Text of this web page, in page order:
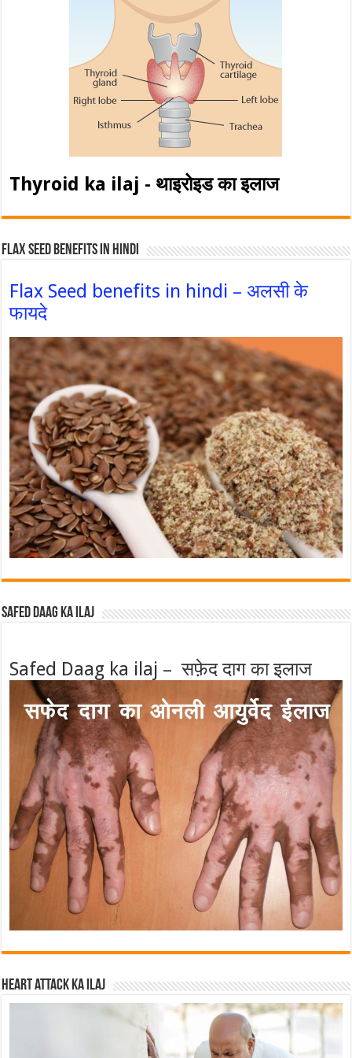
Thyroid ka ilaj - थाइरोइड का इलाज
Flax Seed Benefits in hindi
Flax Seed benefits in hindi – अलसी के
फायदे
Safed Daag ka ilaj
Safed Daag ka ilaj – सफ़ेद दाग का इलाज
Heart attack ka ilaj